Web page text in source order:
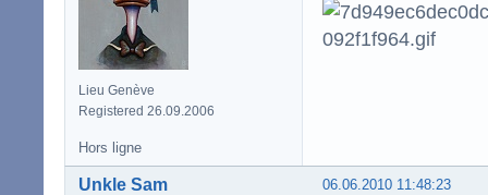
Lieu Genève
Registered 26.09.2006
Hors ligne
06.06.2010 11:48:23
Unkle Sam